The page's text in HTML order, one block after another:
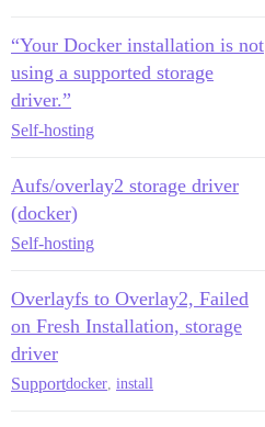
“Your Docker installation is not
using a supported storage
driver.”
Self-hosting
Aufs/overlay2 storage driver
(docker)
Self-hosting
Overlayfs to Overlay2, Failed
on Fresh Installation, storage
driver
Supportdocker, install